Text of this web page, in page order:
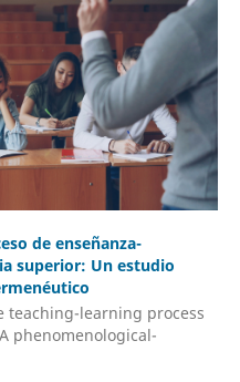
de enseñanza-
superior: Un estudio
teaching-learning process
phenomenological-